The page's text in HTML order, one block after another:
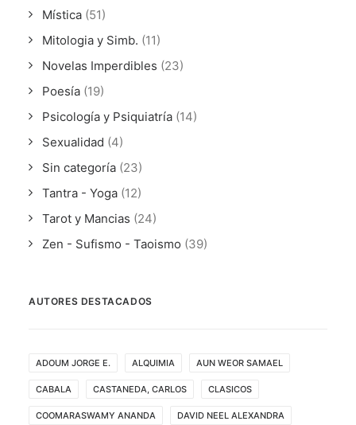
Mística (51)
Mitologia y Simb. (11)
Novelas Imperdibles (23)
Poesía (19)
Psicología y Psiquiatría (14)
Sexualidad (4)
Sin categoría (23)
Tantra - Yoga (12)
Tarot y Mancias (24)
Zen - Sufismo - Taoismo (39)
AUTORES DESTACADOS
ADOUM JORGE E. ALQUIMIA AUN WEOR SAMAEL
CABALA CASTANEDA, CARLOS CLASICOS
COOMARASWAMY ANANDA DAVID NEEL ALEXANDRA